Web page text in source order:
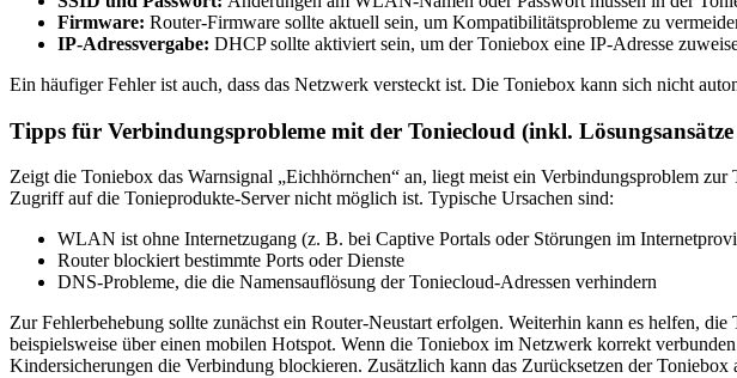
Firmware: Router-Firmware sollte aktuell sein, um Kompatibilitätsprobleme zu
IP-Adressvergabe: DHCP sollte aktiviert sein, um der Toniebox eine IP-Adresse
Ein häufiger Fehler ist auch, dass das Netzwerk versteckt ist. Die Toniebox kann sich nicht
Tipps für Verbindungsprobleme mit der Toniecloud (inkl.
Zeigt die Toniebox das Warnsignal „Eichhörnchen“ an, liegt meist ein Verbindungsproblem
Zugriff auf die Tonieprodukte-Server nicht möglich ist. Typische Ursachen sind:
WLAN ist ohne Internetzugang (z. B. bei Captive Portals oder Störungen im
Router blockiert bestimmte Ports oder Dienste
DNS-Probleme, die die Namensauflösung der Toniecloud-Adressen verhindern
Zur Fehlerbehebung sollte zunächst ein Router-Neustart erfolgen. Weiterhin kann es helfen,
beispielsweise über einen mobilen Hotspot. Wenn die Toniebox im Netzwerk korrekt
Kindersicherungen die Verbindung blockieren. Zusätzlich kann das Zurücksetzen der